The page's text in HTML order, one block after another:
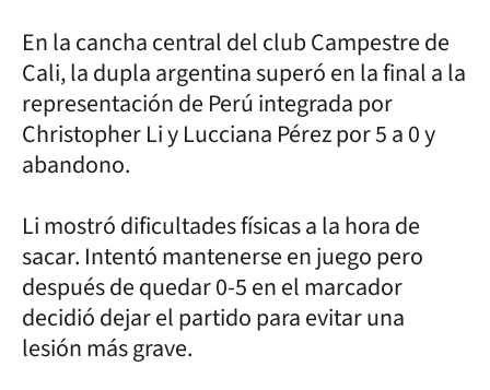
En la cancha central del club Campestre de
Cali, la dupla argentina superó en la final a la
representación de Perú integrada por
Christopher Li y Lucciana Pérez por 5 a 0 y
abandono.
Li mostró dificultades físicas a la hora de
sacar. Intentó mantenerse en juego pero
después de quedar 0-5 en el marcador
decidió dejar el partido para evitar una
lesión más grave.